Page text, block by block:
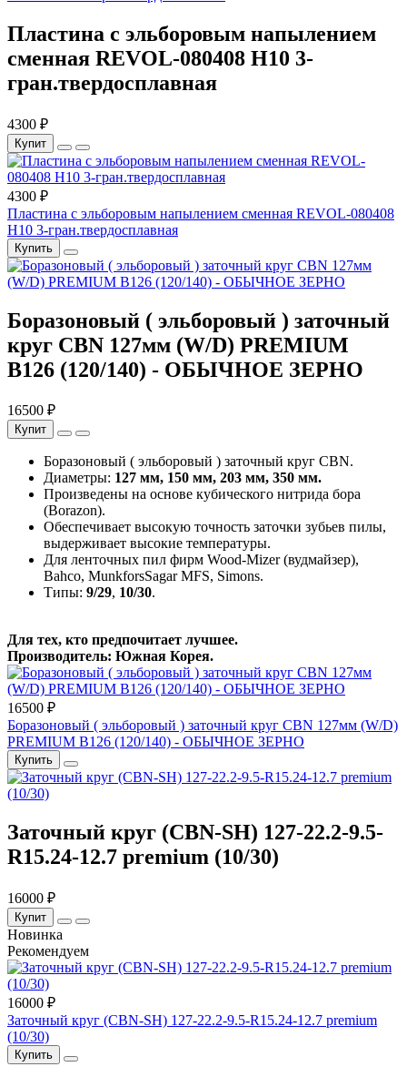
Пластина с эльборовым напылением
сменная REVOL-080408 Н10 3-
гран.твердосплавная
4300 ₽
Купит
4300 ₽
Пластина с эльборовым напылением сменная REVOL-080408
Н10 3-гран.твердосплавная
Купить
Боразоновый ( эльборовый ) заточный
круг CBN 127мм (W/D) PREMIUM
B126 (120/140) - ОБЫЧНОЕ ЗЕРНО
16500 ₽
Купит
Боразоновый ( эльборовый ) заточный круг CBN.
Диаметры: 127 мм, 150 мм, 203 мм, 350 мм.
Произведены на основе кубического нитрида бора
(Borazon).
Обеспечивает высокую точность заточки зубьев пилы,
выдерживает высокие температуры.
Для ленточных пил фирм Wood-Mizer (вудмайзер),
Bahco, MunkforsSagar MFS, Simons.
Типы: 9/29, 10/30.
Для тех, кто предпочитает лучшее.
Производитель: Южная Корея.
16500 ₽
Боразоновый ( эльборовый ) заточный круг CBN 127мм (W/D)
PREMIUM B126 (120/140) - ОБЫЧНОЕ ЗЕРНО
Купить
Заточный круг (CBN-SH) 127-22.2-9.5-
R15.24-12.7 premium (10/30)
16000 ₽
Купит
Новинка
Рекомендуем
16000 ₽
Заточный круг (CBN-SH) 127-22.2-9.5-R15.24-12.7 premium
(10/30)
Купить